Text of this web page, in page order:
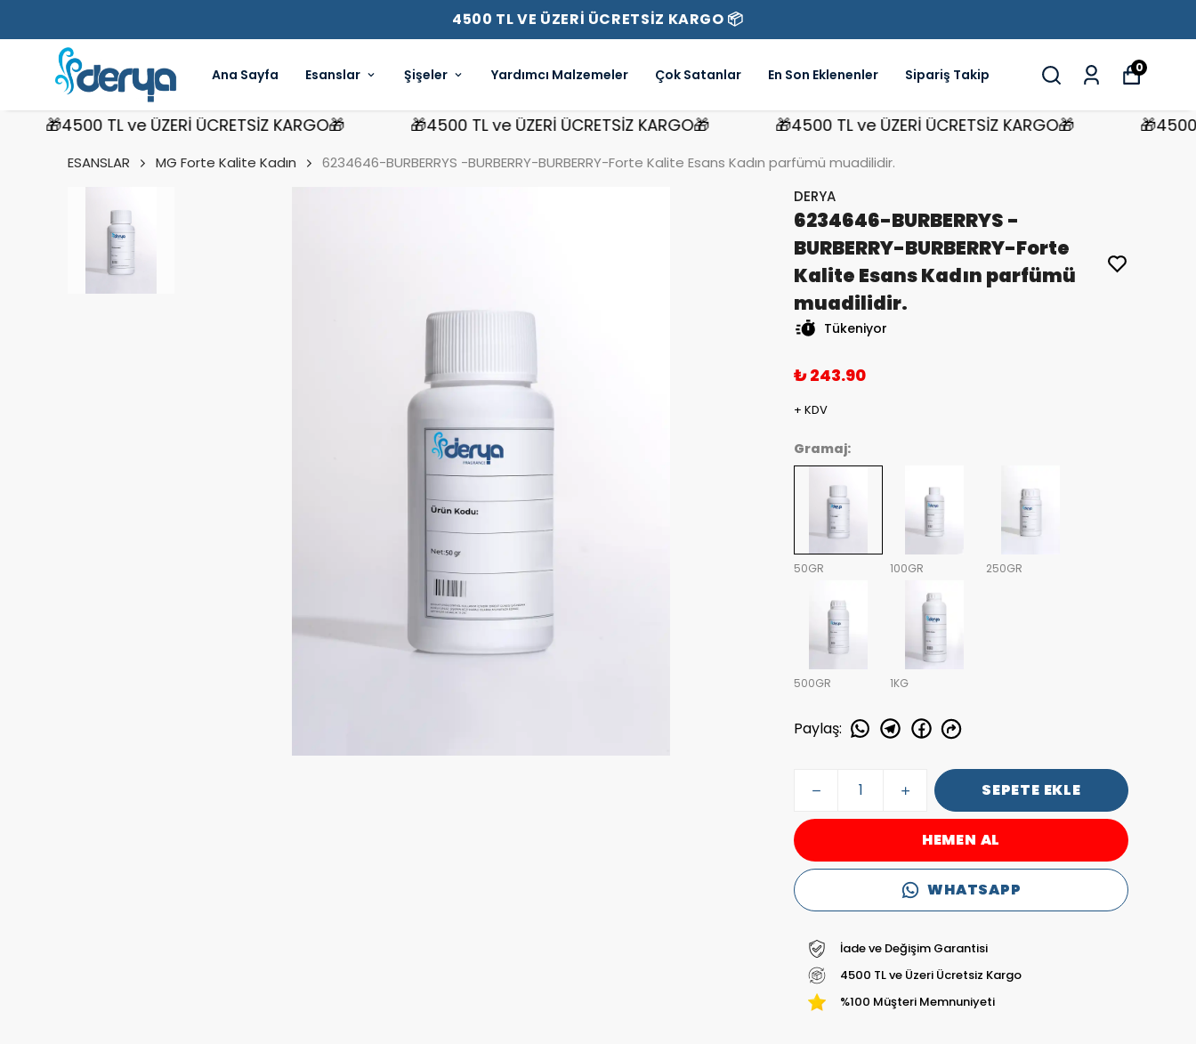
4500 TL VE ÜZERİ ÜCRETSİZ KARGO 📦
Ana Sayfa Esanslar Şişeler Yardımcı Malzemeler Çok Satanlar En Son Eklenenler Sipariş Takip 0
🎁4500 TL ve ÜZERİ ÜCRETSİZ KARGO🎁 🎁4500 TL ve ÜZERİ ÜCRETSİZ KARGO🎁 🎁4500 TL ve ÜZERİ ÜCRETSİZ KARGO🎁 🎁4500 TL
ESANSLAR MG Forte Kalite Kadın
6234646-BURBERRYS -BURBERRY-BURBERRY-Forte Kalite Esans Kadın parfümü muadilidir.
DERYA
6234646-BURBERRYS -
BURBERRY-BURBERRY-Forte
Kalite Esans Kadın parfümü
muadilidir.
Tükeniyor
₺ 243.90
+ KDV
Gramaj:
50GR 100GR 250GR
500GR 1KG
Paylaş:
SEPETE EKLE
HEMEN AL
WHATSAPP
İade ve Değişim Garantisi
4500 TL ve Üzeri Ücretsiz Kargo
%100 Müşteri Memnuniyeti